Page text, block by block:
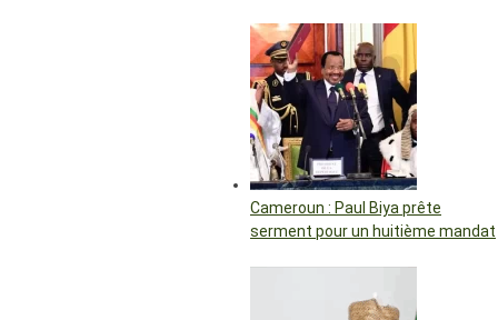
Cameroun : Paul Biya prête
serment pour un huitième mandat